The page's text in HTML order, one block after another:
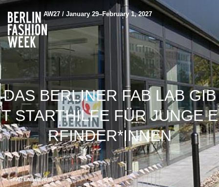
AW27 / January 29–February 1, 2027
DAS BERLINER FAB LAB GIB
T STARTHILFE FÜR JUNGE E
RFINDER*INNEN
©FAB LAB BERLIN